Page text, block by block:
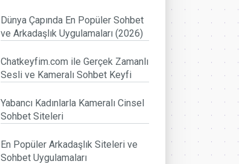
Dünya Çapında En Popüler Sohbet
ve Arkadaşlık Uygulamaları (2026)
Chatkeyfim.com ile Gerçek Zamanlı
Sesli ve Kameralı Sohbet Keyfi
Yabancı Kadınlarla Kameralı Cinsel
Sohbet Siteleri
En Popüler Arkadaşlık Siteleri ve
Sohbet Uygulamaları